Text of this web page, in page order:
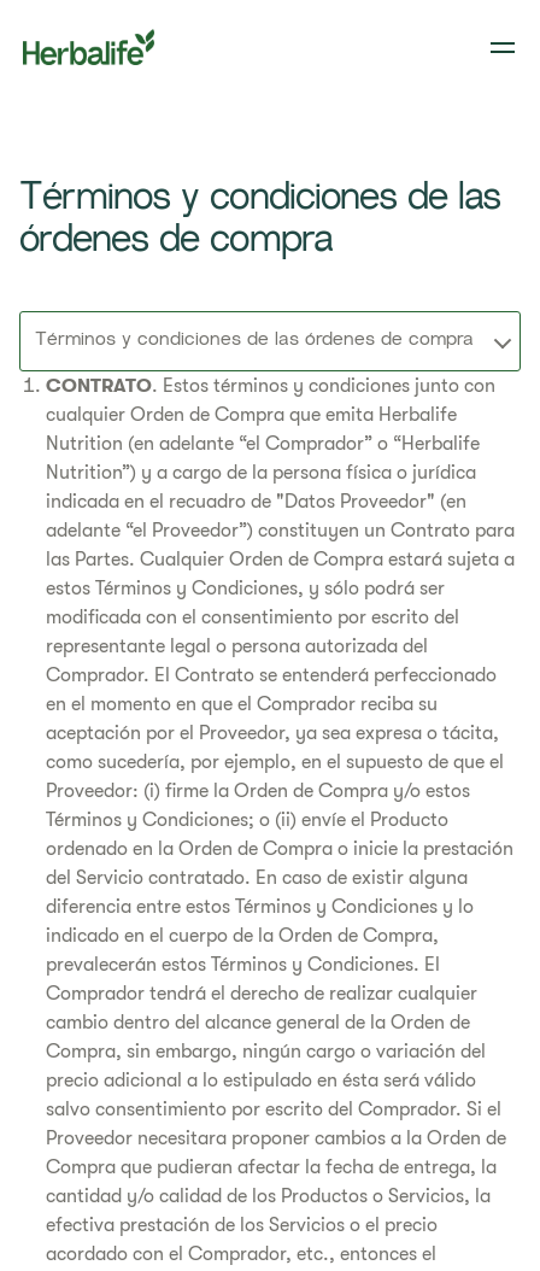
Términos y condiciones de las
órdenes de compra
Términos y condiciones de las órdenes de compra
CONTRATO. Estos términos y condiciones junto con
cualquier Orden de Compra que emita Herbalife
Nutrition (en adelante “el Comprador” o “Herbalife
Nutrition”) y a cargo de la persona física o jurídica
indicada en el recuadro de "Datos Proveedor" (en
adelante “el Proveedor”) constituyen un Contrato para
las Partes. Cualquier Orden de Compra estará sujeta a
estos Términos y Condiciones, y sólo podrá ser
modificada con el consentimiento por escrito del
representante legal o persona autorizada del
Comprador. El Contrato se entenderá perfeccionado
en el momento en que el Comprador reciba su
aceptación por el Proveedor, ya sea expresa o tácita,
como sucedería, por ejemplo, en el supuesto de que el
Proveedor: (i) firme la Orden de Compra y/o estos
Términos y Condiciones; o (ii) envíe el Producto
ordenado en la Orden de Compra o inicie la prestación
del Servicio contratado. En caso de existir alguna
diferencia entre estos Términos y Condiciones y lo
indicado en el cuerpo de la Orden de Compra,
prevalecerán estos Términos y Condiciones. El
Comprador tendrá el derecho de realizar cualquier
cambio dentro del alcance general de la Orden de
Compra, sin embargo, ningún cargo o variación del
precio adicional a lo estipulado en ésta será válido
salvo consentimiento por escrito del Comprador. Si el
Proveedor necesitara proponer cambios a la Orden de
Compra que pudieran afectar la fecha de entrega, la
cantidad y/o calidad de los Productos o Servicios, la
efectiva prestación de los Servicios o el precio
acordado con el Comprador, etc., entonces el